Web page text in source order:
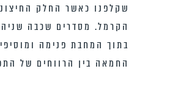
שקלפנו כאשר החלק
הקרמל. מסדרים שכבה
בתוך המחבת פנימה
החמאה בין הרווחים של